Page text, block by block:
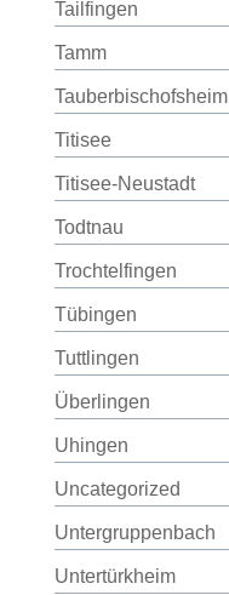
Tailfingen
Tamm
Tauberbischofsheim
Titisee
Titisee-Neustadt
Todtnau
Trochtelfingen
Tübingen
Tuttlingen
Überlingen
Uhingen
Uncategorized
Untergruppenbach
Untertürkheim